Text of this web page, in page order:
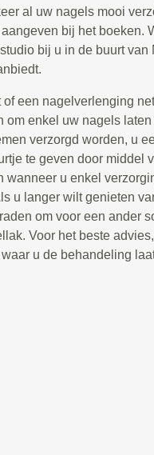
al uw nagels mooi
bij het boeken.
bij u in de buurt
of een nagelverlenging
om enkel uw nagels
verzorgd worden, u
te geven door middel
wanneer u enkel
u langer wilt genieten
om voor een ander
Voor het beste
u de behandeling